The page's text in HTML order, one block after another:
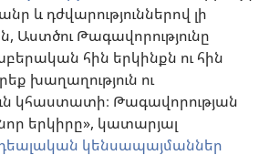
և դժվարություններով լի
Աստծու Թագավորությունը
հին երկինքն ու հին
խաղաղություն ու
կհաստատի։ Թագավորության
երկիրը», կատարյալ
կենսապայմաններ